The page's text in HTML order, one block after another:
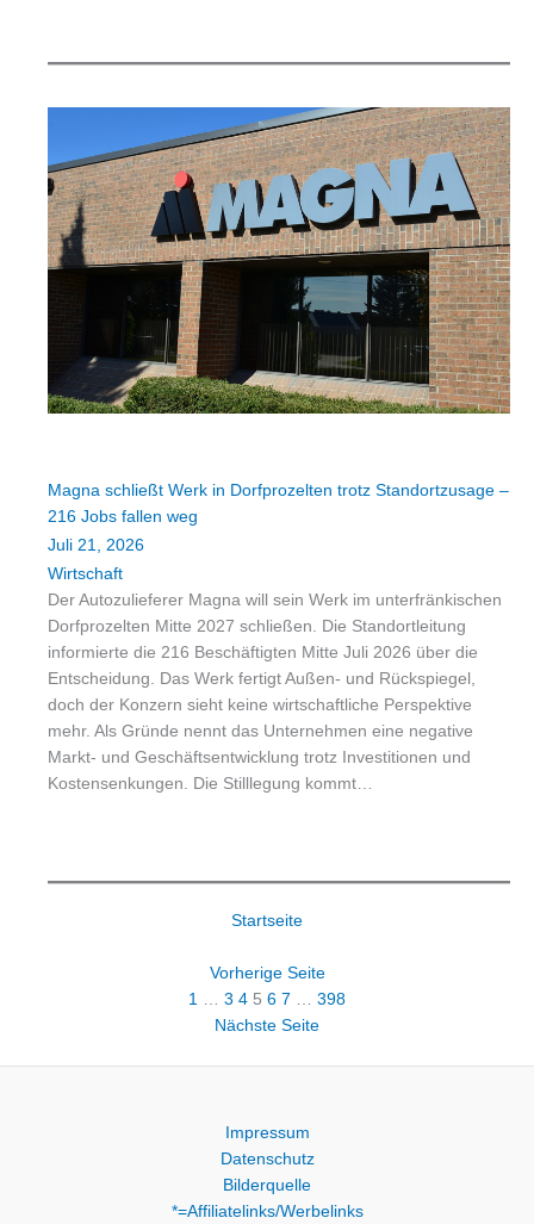
Magna schließt Werk in Dorfprozelten trotz Standortzusage –
216 Jobs fallen weg
Juli 21, 2026
Wirtschaft
Der Autozulieferer Magna will sein Werk im unterfränkischen
Dorfprozelten Mitte 2027 schließen. Die Standortleitung
informierte die 216 Beschäftigten Mitte Juli 2026 über die
Entscheidung. Das Werk fertigt Außen- und Rückspiegel,
doch der Konzern sieht keine wirtschaftliche Perspektive
mehr. Als Gründe nennt das Unternehmen eine negative
Markt- und Geschäftsentwicklung trotz Investitionen und
Kostensenkungen. Die Stilllegung kommt…
Startseite
Vorherige Seite
1 … 3 4 5 6 7 … 398
Nächste Seite
Impressum
Datenschutz
Bilderquelle
*=Affiliatelinks/Werbelinks